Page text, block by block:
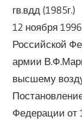
гв.вдд (1985г.)
12 ноября
Российской
армии
высшему
Федерации от